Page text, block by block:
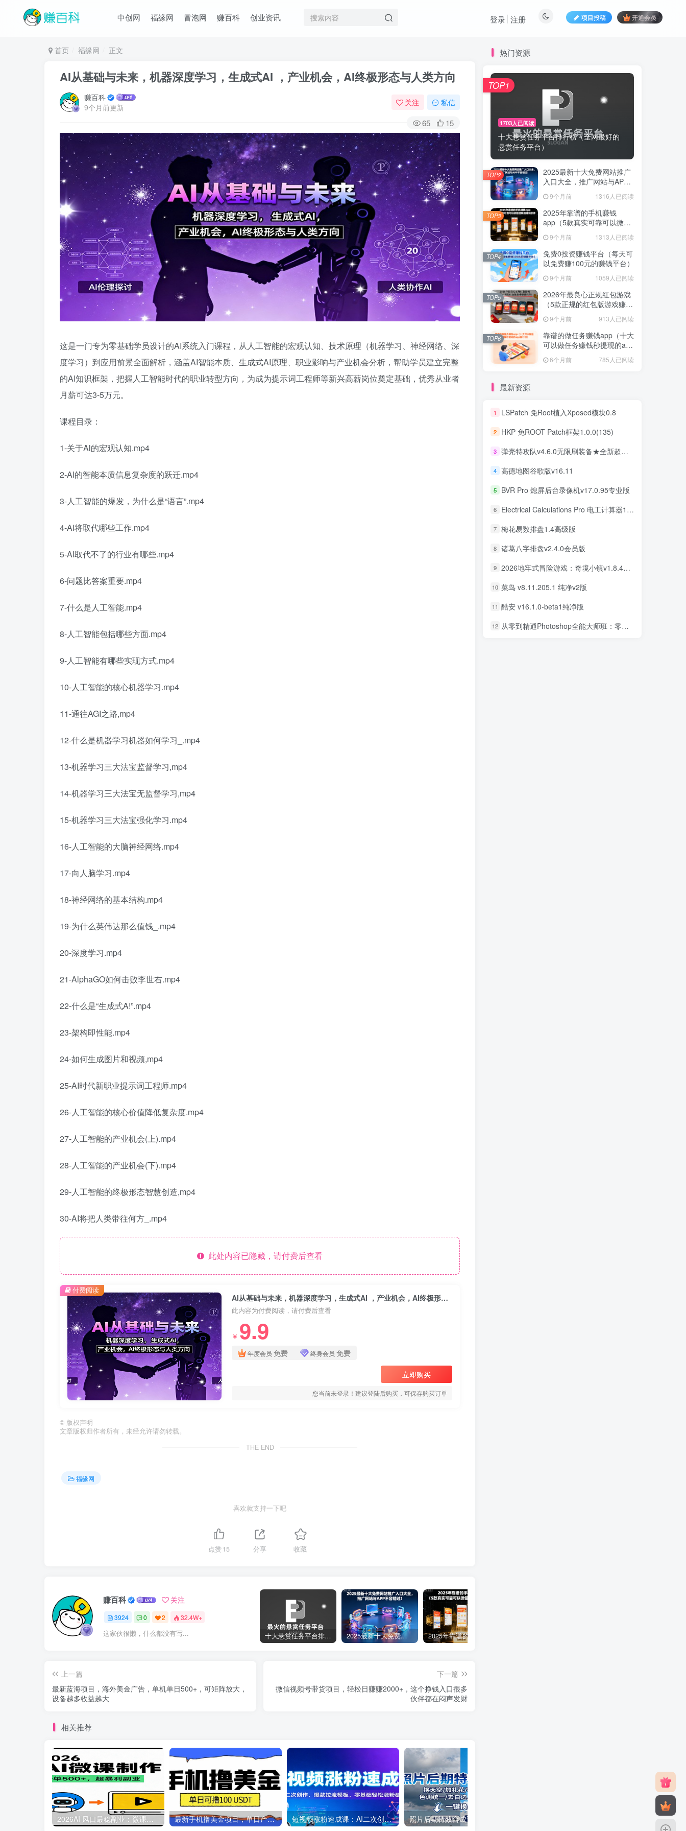
中创网 福缘网 冒泡网 赚百科 创业资讯 项目投稿 开通会员
登录 注册
首页 福缘网 正文
AI从基础与未来，机器深度学习，生成式AI ，产业机会，AI终极形态与人类方向
赚百科
9个月前更新
关注 私信
65 15
这是一门专为零基础学员设计的AI系统入门课程，从人工智能的宏观认知、技术原理（机器学习、神经网络、深
度学习）到应用前景全面解析，涵盖AI智能本质、生成式AI原理、职业影响与产业机会分析，帮助学员建立完整
的AI知识框架，把握人工智能时代的职业转型方向，为成为提示词工程师等新兴高薪岗位奠定基础，优秀从业者
月薪可达3-5万元。
课程目录：
1-关于Al的宏观认知.mp4
2-AI的智能本质信息复杂度的跃迁.mp4
3-人工智能的爆发，为什么是“语言”.mp4
4-AI将取代哪些工作.mp4
5-AI取代不了的行业有哪些.mp4
6-问题比答案重要.mp4
7-什么是人工智能.mp4
8-人工智能包括哪些方面.mp4
9-人工智能有哪些实现方式.mp4
10-人工智能的核心机器学习.mp4
11-通往AGI之路,mp4
12-什么是机器学习机器如何学习_.mp4
13-机器学习三大法宝监督学习,mp4
14-机器学习三大法宝无监督学习,mp4
15-机器学习三大法宝强化学习.mp4
16-人工智能的大脑神经网络.mp4
17-向人脑学习.mp4
18-神经网络的基本结构.mp4
19-为什么英伟达那么值钱_.mp4
20-深度学习.mp4
21-AlphaGO如何击败李世右.mp4
22-什么是“生成式A!”.mp4
23-架构即性能.mp4
24-如何生成图片和视频,mp4
25-AI时代新职业提示词工程师.mp4
26-人工智能的核心价值降低复杂度.mp4
27-人工智能的产业机会(上).mp4
28-人工智能的产业机会(下).mp4
29-人工智能的终极形态智慧创造,mp4
30-AI将把人类带往何方_.mp4
此处内容已隐藏，请付费后查看
AI从基础与未来，机器深度学习，生成式AI ，产业机会，AI终极形态与人类方向
此内容为付费阅读，请付费后查看
￥ 9.9
年度会员 免费 终身会员 免费
立即购买
您当前未登录！建议登陆后购买，可保存购买订单
付费阅读
© 版权声明
文章版权归作者所有，未经允许请勿转载。
THE END
福缘网
喜欢就支持一下吧
点赞15 分享 收藏
赚百科 关注
3924 0 2 32.4W+
这家伙很懒，什么都没有写... 十大悬赏任务平台排行榜（全网最好的悬赏任务平台） 2025最新十大免费网站推广入口大全，推广网站与APP不容错过！
上一篇
最新蓝海项目，海外美金广告，单机单日500+，可矩阵放大，
设备越多收益越大
下一篇
微信视频号带货项目，轻松日赚赚2000+，这个挣钱入口很多
伙伴都在闷声发财
相关推荐
2026AI 风口最稳副业：微课代写制作，一单 500+，人人可做的蓝海项目 最新手机撸美金项目，单日产值100U+，2026年最新的风口项目 短视频涨粉速成课：AI二次创作，爆款拉流模板，零基础轻松涨粉破万
热门资源
1703人已阅读
十大悬赏任务平台排行榜（全网最好的
悬赏任务平台）
TOP1
2025最新十大免费网站推广
入口大全，推广网站与APP
9个月前 1316人已阅读
TOP2
2025年靠谱的手机赚钱
app（5款真实可靠可以微信
9个月前 1313人已阅读
TOP3
免费0投资赚钱平台（每天可
以免费赚100元的赚钱平台）
9个月前 1059人已阅读
TOP4
2026年最良心正规红包游戏
（5款正规的红包版游戏赚钱
9个月前 913人已阅读
TOP5
靠谱的做任务赚钱app（十大
可以做任务赚钱秒提现的app
6个月前 785人已阅读
TOP6
最新资源
1 LSPatch 免Root植入Xposed模块0.8
2 HKP 免ROOT Patch框架1.0.0(135)
3 弹壳特攻队v4.6.0无限刷装备★全新超爽动作射击割草游戏
4 高德地图谷歌版v16.11
5 BVR Pro 熄屏后台录像机v17.0.95专业版
6 Electrical Calculations Pro 电工计算器11.0.5专业版
7 梅花易数排盘1.4高级版
8 诸葛八字排盘v2.4.0会员版
9 2026地牢式冒险游戏：奇境小镇v1.8.411完美版
10 菜鸟 v8.11.205.1 纯净v2版
11 酷安 v16.1.0-beta1纯净版
12 从零到精通Photoshop全能大师班：零基础学PS，直通商业设计变现
1703人已阅读
十大悬赏任务平台排行榜（全网最好的
悬赏任务平台）
TOP1
2025最新十大免费网站推广
入口大全，推广网站与APP
不容错过！
9个月前 1316人已阅读
TOP2
2025年靠谱的手机赚钱
app（5款真实可靠可以微信
提现的赚钱软件）
9个月前 1313人已阅读
TOP3
免费0投资赚钱平台（每天可
以免费赚100元的赚钱平台）
9个月前 1059人已阅读
TOP4
2026年最良心正规红包游戏
（5款正规的红包版游戏赚钱
软件）
9个月前 913人已阅读
TOP5
靠谱的做任务赚钱app（十大
可以做任务赚钱秒提现的app
排行榜）
6个月前 785人已阅读
TOP6
1 LSPatch 免Root植入Xposed模块0.8
2 HKP 免ROOT Patch框架1.0.0(135)
3 弹壳特攻队v4.6.0无限刷装备★全新超爽动作射击割草游戏
4 高德地图谷歌版v16.11
5 BVR Pro 熄屏后台录像机v17.0.95专业版
6 Electrical Calculations Pro 电工计算器11.0.5专业版
7 梅花易数排盘1.4高级版
8 诸葛八字排盘v2.4.0会员版
9 2026地牢式冒险游戏：奇境小镇v1.8.411完美版
10 菜鸟 v8.11.205.1 纯净v2版
11 酷安 v16.1.0-beta1纯净版
12 从零到精通Photoshop全能大师班：零基础学PS，直通商业设计变现